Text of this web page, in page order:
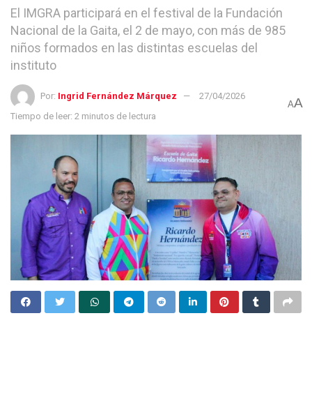
El IMGRA participará en el festival de la Fundación
Nacional de la Gaita, el 2 de mayo, con más de 985
niños formados en las distintas escuelas del
instituto
Por: Ingrid Fernández Márquez
27/04/2026
Tiempo de leer: 2 minutos de lectura
AA